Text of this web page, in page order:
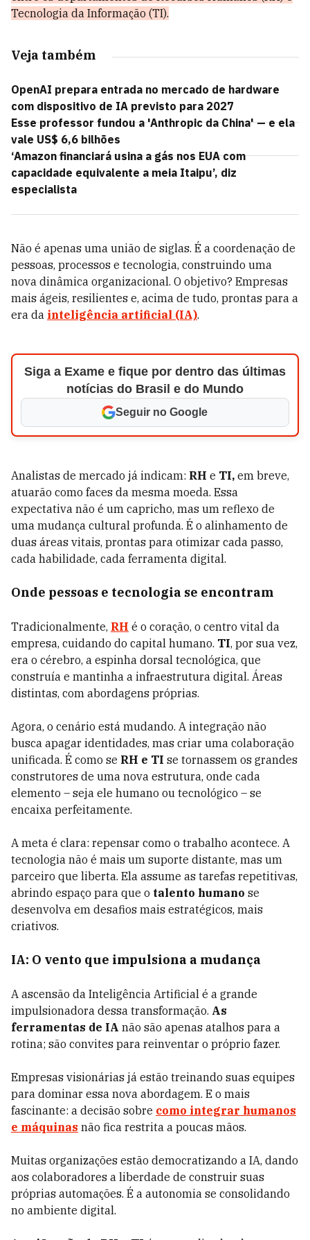
Tecnologia da Informação (TI).
Veja também
OpenAI prepara entrada no mercado de hardware
com dispositivo de IA previsto para 2027
Esse professor fundou a 'Anthropic da China' — e ela
vale US$ 6,6 bilhões
‘Amazon financiará usina a gás nos EUA com
capacidade equivalente a meia Itaipu’, diz
especialista
Não é apenas uma união de siglas. É a coordenação de
pessoas, processos e tecnologia, construindo uma
nova dinâmica organizacional. O objetivo? Empresas
mais ágeis, resilientes e, acima de tudo, prontas para a
era da inteligência artificial (IA).
Siga a Exame e fique por dentro das últimas
notícias do Brasil e do Mundo
Seguir no Google
Analistas de mercado já indicam: RH e TI, em breve,
atuarão como faces da mesma moeda. Essa
expectativa não é um capricho, mas um reflexo de
uma mudança cultural profunda. É o alinhamento de
duas áreas vitais, prontas para otimizar cada passo,
cada habilidade, cada ferramenta digital.
Onde pessoas e tecnologia se encontram
Tradicionalmente, RH é o coração, o centro vital da
empresa, cuidando do capital humano. TI, por sua vez,
era o cérebro, a espinha dorsal tecnológica, que
construía e mantinha a infraestrutura digital. Áreas
distintas, com abordagens próprias.
Agora, o cenário está mudando. A integração não
busca apagar identidades, mas criar uma colaboração
unificada. É como se RH e TI se tornassem os grandes
construtores de uma nova estrutura, onde cada
elemento – seja ele humano ou tecnológico – se
encaixa perfeitamente.
A meta é clara: repensar como o trabalho acontece. A
tecnologia não é mais um suporte distante, mas um
parceiro que liberta. Ela assume as tarefas repetitivas,
abrindo espaço para que o talento humano se
desenvolva em desafios mais estratégicos, mais
criativos.
IA: O vento que impulsiona a mudança
A ascensão da Inteligência Artificial é a grande
impulsionadora dessa transformação. As
ferramentas de IA não são apenas atalhos para a
rotina; são convites para reinventar o próprio fazer.
Empresas visionárias já estão treinando suas equipes
para dominar essa nova abordagem. E o mais
fascinante: a decisão sobre como integrar humanos
e máquinas não fica restrita a poucas mãos.
Muitas organizações estão democratizando a IA, dando
aos colaboradores a liberdade de construir suas
próprias automações. É a autonomia se consolidando
no ambiente digital.